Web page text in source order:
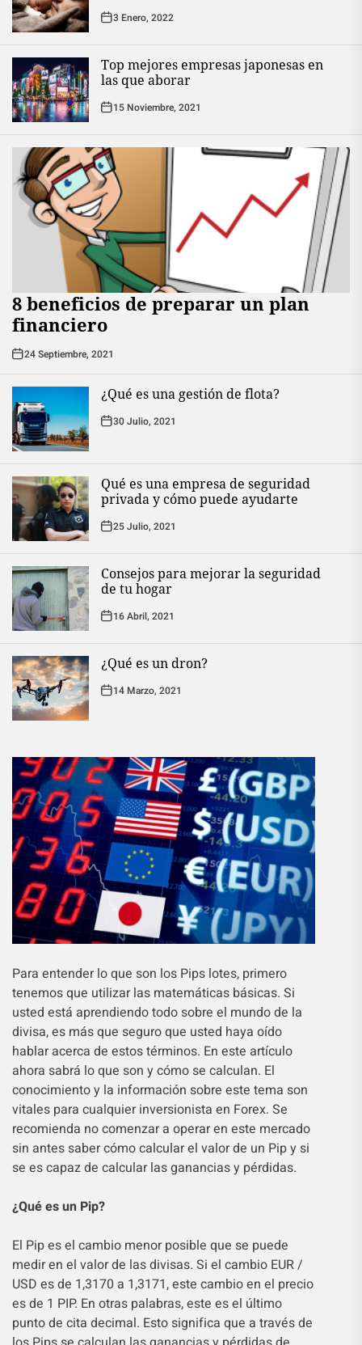
3 Enero, 2022
Top mejores empresas japonesas en
las que aborar
15 Noviembre, 2021
8 beneficios de preparar un plan
financiero
24 Septiembre, 2021
¿Qué es una gestión de flota?
30 Julio, 2021
Qué es una empresa de seguridad
privada y cómo puede ayudarte
25 Julio, 2021
Consejos para mejorar la seguridad
de tu hogar
16 Abril, 2021
¿Qué es un dron?
14 Marzo, 2021
Para entender lo que son los Pips lotes, primero
tenemos que utilizar las matemáticas básicas. Si
usted está aprendiendo todo sobre el mundo de la
divisa, es más que seguro que usted haya oído
hablar acerca de estos términos. En este artículo
ahora sabrá lo que son y cómo se calculan. El
conocimiento y la información sobre este tema son
vitales para cualquier inversionista en Forex. Se
recomienda no comenzar a operar en este mercado
sin antes saber cómo calcular el valor de un Pip y si
se es capaz de calcular las ganancias y pérdidas.
¿Qué es un Pip?
El Pip es el cambio menor posible que se puede
medir en el valor de las divisas. Si el cambio EUR /
USD es de 1,3170 a 1,3171, este cambio en el precio
es de 1 PIP. En otras palabras, este es el último
punto de cita decimal. Esto significa que a través de